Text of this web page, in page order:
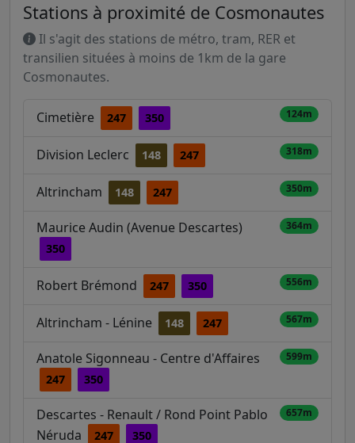
Stations à proximité de Cosmonautes
Il s'agit des stations de métro, tram, RER et
transilien situées à moins de 1km de la gare
Cosmonautes.
Cimetière 247 350 124m
Division Leclerc 148 247 318m
Altrincham 148 247 350m
Maurice Audin (Avenue Descartes)
350
364m
Robert Brémond 247 350 556m
Altrincham - Lénine 148 247 567m
Anatole Sigonneau - Centre d'Affaires
247 350
599m
Descartes - Renault / Rond Point Pablo
Néruda
247 350
657m